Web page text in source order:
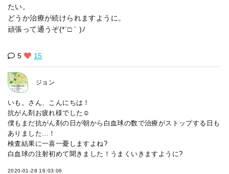
たい。
どうか治療が続けられますように。
頑張って通うぞ(*´□｀)ﾉ
5 15
ジョン
いも。さん、こんにちは！
抗がん剤お疲れ様でした☺️
僕もまだ抗がん剤の日が朝から白血球の数で治療がストップする日も
ありました…！
検査結果に一喜一憂しますよね?
白血球の注射初めて聞きました！うまくいきますように?
2020-01-28 16:03:06